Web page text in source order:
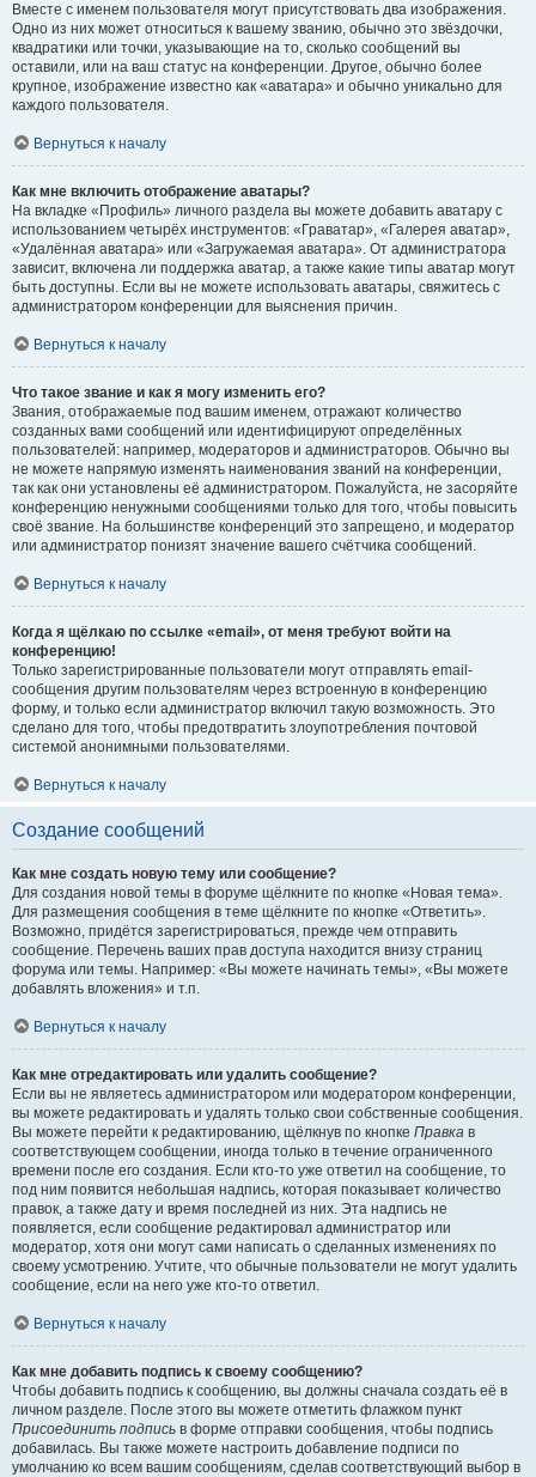
Вместе с именем пользователя могут присутствовать два изображения.
Одно из них может относиться к вашему званию, обычно это звёздочки,
квадратики или точки, указывающие на то, сколько сообщений вы
оставили, или на ваш статус на конференции. Другое, обычно более
крупное, изображение известно как «аватара» и обычно уникально для
каждого пользователя.
Вернуться к началу
Как мне включить отображение аватары?
На вкладке «Профиль» личного раздела вы можете добавить аватару с
использованием четырёх инструментов: «Граватар», «Галерея аватар»,
«Удалённая аватара» или «Загружаемая аватара». От администратора
зависит, включена ли поддержка аватар, а также какие типы аватар могут
быть доступны. Если вы не можете использовать аватары, свяжитесь с
администратором конференции для выяснения причин.
Вернуться к началу
Что такое звание и как я могу изменить его?
Звания, отображаемые под вашим именем, отражают количество
созданных вами сообщений или идентифицируют определённых
пользователей: например, модераторов и администраторов. Обычно вы
не можете напрямую изменять наименования званий на конференции,
так как они установлены её администратором. Пожалуйста, не засоряйте
конференцию ненужными сообщениями только для того, чтобы повысить
своё звание. На большинстве конференций это запрещено, и модератор
или администратор понизят значение вашего счётчика сообщений.
Вернуться к началу
Когда я щёлкаю по ссылке «email», от меня требуют войти на
конференцию!
Только зарегистрированные пользователи могут отправлять email-
сообщения другим пользователям через встроенную в конференцию
форму, и только если администратор включил такую возможность. Это
сделано для того, чтобы предотвратить злоупотребления почтовой
системой анонимными пользователями.
Вернуться к началу
Создание сообщений
Как мне создать новую тему или сообщение?
Для создания новой темы в форуме щёлкните по кнопке «Новая тема».
Для размещения сообщения в теме щёлкните по кнопке «Ответить».
Возможно, придётся зарегистрироваться, прежде чем отправить
сообщение. Перечень ваших прав доступа находится внизу страниц
форума или темы. Например: «Вы можете начинать темы», «Вы можете
добавлять вложения» и т.п.
Вернуться к началу
Как мне отредактировать или удалить сообщение?
Если вы не являетесь администратором или модератором конференции,
вы можете редактировать и удалять только свои собственные сообщения.
Вы можете перейти к редактированию, щёлкнув по кнопке Правка в
соответствующем сообщении, иногда только в течение ограниченного
времени после его создания. Если кто-то уже ответил на сообщение, то
под ним появится небольшая надпись, которая показывает количество
правок, а также дату и время последней из них. Эта надпись не
появляется, если сообщение редактировал администратор или
модератор, хотя они могут сами написать о сделанных изменениях по
своему усмотрению. Учтите, что обычные пользователи не могут удалить
сообщение, если на него уже кто-то ответил.
Вернуться к началу
Как мне добавить подпись к своему сообщению?
Чтобы добавить подпись к сообщению, вы должны сначала создать её в
личном разделе. После этого вы можете отметить флажком пункт
Присоединить подпись в форме отправки сообщения, чтобы подпись
добавилась. Вы также можете настроить добавление подписи по
умолчанию ко всем вашим сообщениям, сделав соответствующий выбор в